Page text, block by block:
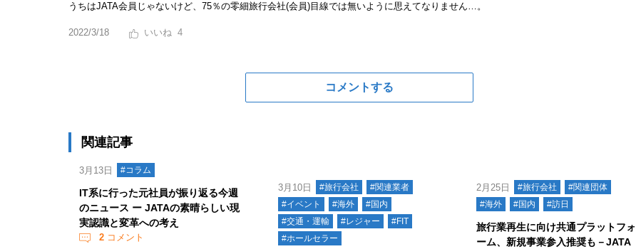
うちはJATA会員じゃないけど、75％の零細旅行会社(会員)目線では無いように思えてなりません…。
2022/3/18 4
コメントする
関連記事
3月13日 #コラム
IT系に行った元社員が振り返る今週
のニュース ー JATAの素晴らしい現
実認識と変革への考え
2 コメント
3月10日 #旅行会社
#関連業者
#イベント
#海外
#国内
#交通・運輸
#レジャー
#FIT
#ホールセラー
2月25日 #旅行会社
#関連団体
#海外
#国内 #訪日
旅行業再生に向け共通プラットフォ
ーム、新規事業参入推奨も－JATA